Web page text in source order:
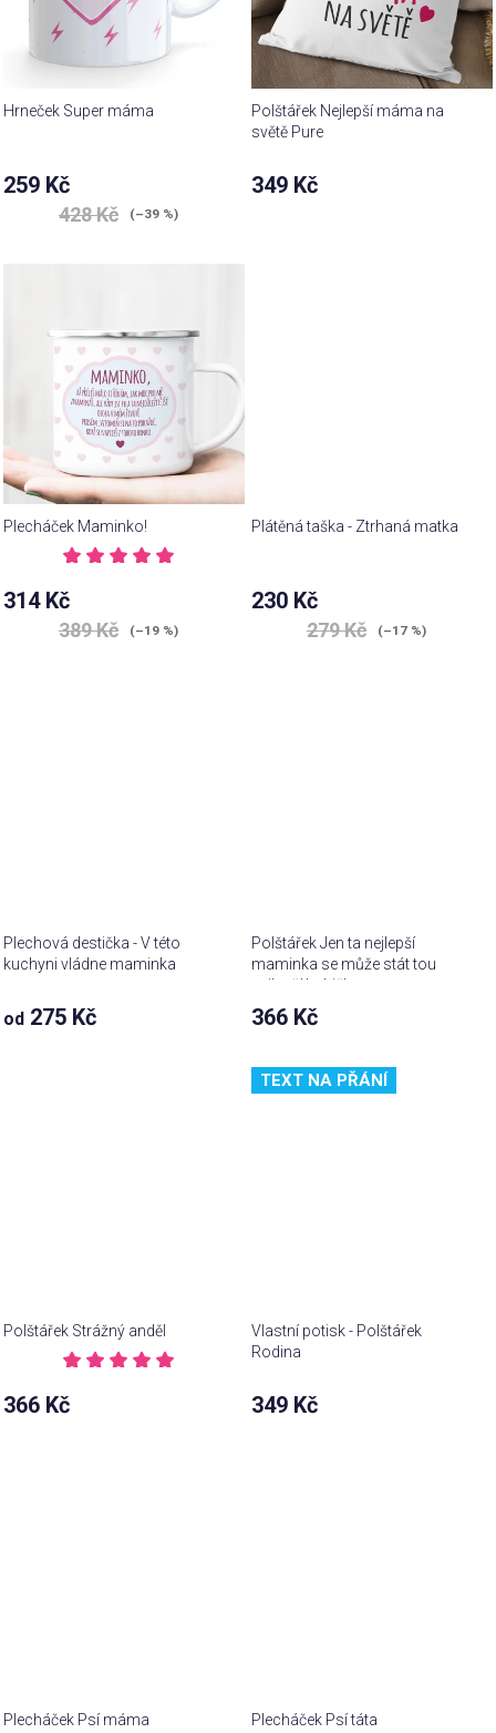
Hrneček Super máma
259 Kč
428 Kč (–39 %)
Polštářek Nejlepší máma na
světě Pure
Průměrné
hodnocení
349 Kč
Plecháček Maminko!
hodnocení
produktu
je
5,0
314 Kč
389 Kč (–19 %)
Plátěná taška - Ztrhaná matka
230 Kč
279 Kč (–17 %)
Plechová destička - V této
kuchyni vládne maminka
Průměrné
hodnocení
od 275 Kč
Polštářek Jen ta nejlepší
maminka se může stát tou
nejlepší babičkou
Průměrné
produktu
je
366 Kč
Polštářek Strážný anděl
hodnocení
produktu
366 Kč
TEXT NA PŘÁNÍ
Vlastní potisk - Polštářek
Rodina
349 Kč
Plecháček Psí máma Plecháček Psí táta